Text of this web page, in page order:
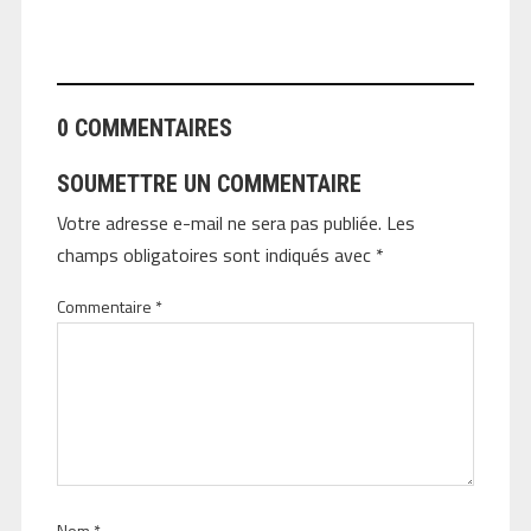
0 COMMENTAIRES
SOUMETTRE UN COMMENTAIRE
Votre adresse e-mail ne sera pas publiée. Les
champs obligatoires sont indiqués avec *
Commentaire *